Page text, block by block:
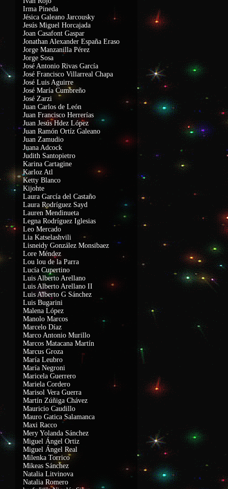
Irma Pineda
Jésica Galeano Jarcousky
Jesús Miguel Horcajada
Joan Casafont Gaspar
Jonathan Alexander España Eraso
Jorge Manzanilla Pérez
Jorge Sosa
José Antonio Rivas García
José Francisco Villarreal Chapa
José Luis Aguirre
José María Cumbreño
José Zarzi
Juan Carlos de León
Juan Francisco Herrerías
Juan Jesús Hdez López
Juan Ramón Ortíz Galeano
Juan Zamudio
Juana Adcock
Judith Santopietro
Karina Cartagine
Karloz Atl
Ketty Blanco
Kijohte
Laura García del Castaño
Laura Rodríguez Sayd
Lauren Mendinueta
Legna Rodríguez Iglesias
Leo Mercado
Lia Katselashvili
Lisneidy González Monsibaez
Lore Méndez
Lou lou de la Parra
Lucía Cupertino
Luis Alberto Arellano
Luis Alberto Arellano II
Luis Alberto G Sánchez
Luis Bugarini
Malena López
Manolo Marcos
Marcelo Díaz
Marco Antonio Murillo
Marcos Matacana Martín
Marcus Groza
María Leubro
María Negroni
Maricela Guerrero
Mariela Cordero
Marisol Vera Guerra
Martín Zúñiga Chávez
Mauricio Caudillo
Mauro Gatica Salamanca
Maxi Racco
Mery Yolanda Sánchez
Miguel Ángel Ortiz
Miguel Ángel Real
Milenka Torrico
Mikeas Sánchez
Natalia Litvinova
Natalia Romero